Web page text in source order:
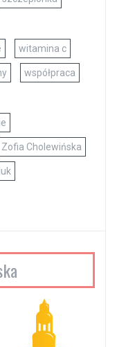
witamina c
współpraca
Zofia Cholewińska